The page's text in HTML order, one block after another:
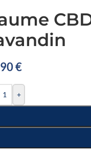
€
+